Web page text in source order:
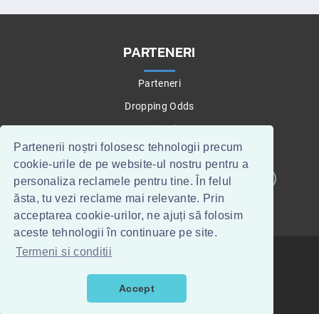
Partenerii noștri folosesc tehnologii precum
cookie-urile de pe website-ul nostru pentru a
personaliza reclamele pentru tine. În felul
ăsta, tu vezi reclame mai relevante. Prin
acceptarea cookie-urilor, ne ajuți să folosim
aceste tehnologii în continuare pe site.
Termeni si conditii
Accept
PARTENERI
Parteneri
Dropping Odds
Betting Tips
CONTACT WEBMASTERI
TOPTIPSERI.RO
TIPSERI
CLASAMENTE FOTBAL